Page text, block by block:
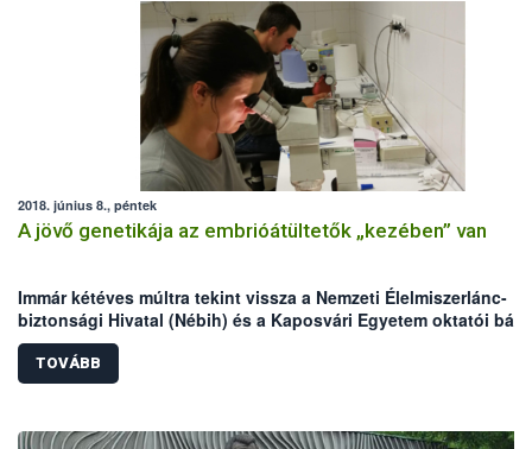
2018. június 8., péntek
A jövő genetikája az embrióátültetők „kezében” van
Immár kétéves múltra tekint vissza a Nemzeti Élelmiszerlánc-
biztonsági Hivatal (Nébih) és a Kaposvári Egyetem oktatói
alapozott szarvasmarha-embrióátültető képzés. A két
közös szervezésében lezajlott 3 tanfolyamon eddig 11-en tettek
eredményes elméleti és gyakorlati vizsgát. Az intenzív kurzust
felvételüket az embrióátültetők névjegyzékébe.
TOVÁBB